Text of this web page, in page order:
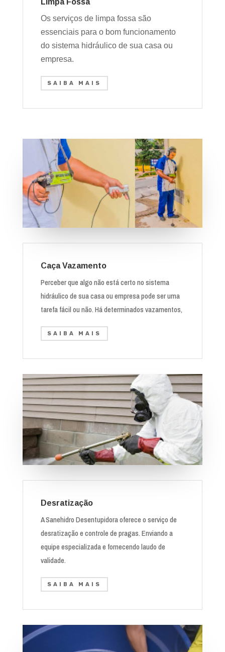
Limpa Fossa
Os serviços de limpa fossa são
essenciais para o bom funcionamento
do sistema hidráulico de sua casa ou
empresa.
SAIBA MAIS
Caça Vazamento
Perceber que algo não está certo no sistema
hidráulico de sua casa ou empresa pode ser uma
tarefa fácil ou não. Há determinados vazamentos,
SAIBA MAIS
Desratização
A Sanehidro Desentupidora oferece o serviço de
desratização e controle de pragas. Enviando a
equipe especializada e fornecendo laudo de
validade.
SAIBA MAIS